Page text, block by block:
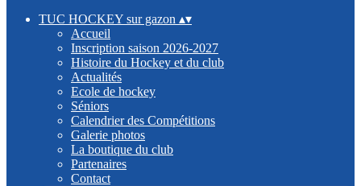
TUC HOCKEY sur gazon ▴▾
Accueil
Inscription saison 2026-2027
Histoire du Hockey et du club
Actualités
Ecole de hockey
Séniors
Calendrier des Compétitions
Galerie photos
La boutique du club
Partenaires
Contact